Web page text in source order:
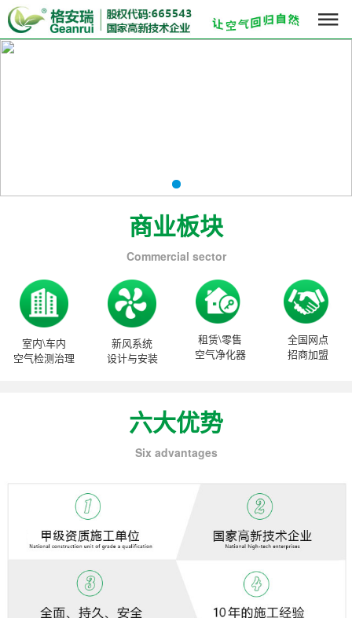

商业板块
Commercial sector
室内\车内
空气检测治理
新风系统
设计与安装
租赁\零售
空气净化器
全国网点
招商加盟
六大优势
Six advantages